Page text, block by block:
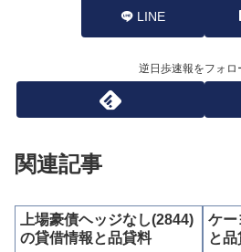
LINE
逆日歩速報をフォロ
関連記事
上場豪債ヘッジなし(2844)
の貸借情報と品貸料
ケー
と